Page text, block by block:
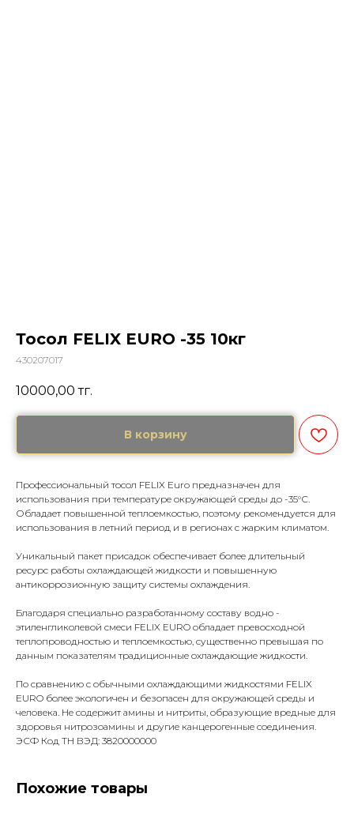
Тосол FELIX EURO -35​ 10кг
430207017
10000,00 тг.
В корзину
Профессиональный тосол FELIX Euro предназначен для
использования при температуре окружающей среды до -35°С.
Обладает повышенной теплоемкостью, поэтому рекомендуется для
использования в летний период и в регионах с жарким климатом.
Уникальный пакет присадок обеспечивает более длительный
ресурс работы охлаждающей жидкости и повышенную
антикоррозионную защиту системы охлаждения.
Благодаря специально разработанному составу водно -
этиленгликолевой смеси FELIX EURO обладает превосходной
теплопроводностью и теплоемкостью, существенно превышая по
данным показателям традиционные охлаждающие жидкости.
По сравнению с обычными охлаждающими жидкостями FELIX
EURO более экологичен и безопасен для окружающей среды и
человека. Не содержит амины и нитриты, образующие вредные для
здоровья нитрозоамины и другие канцерогенные соединения.
ЭСФ Код ТН ВЭД: 3820000000
Похожие товары